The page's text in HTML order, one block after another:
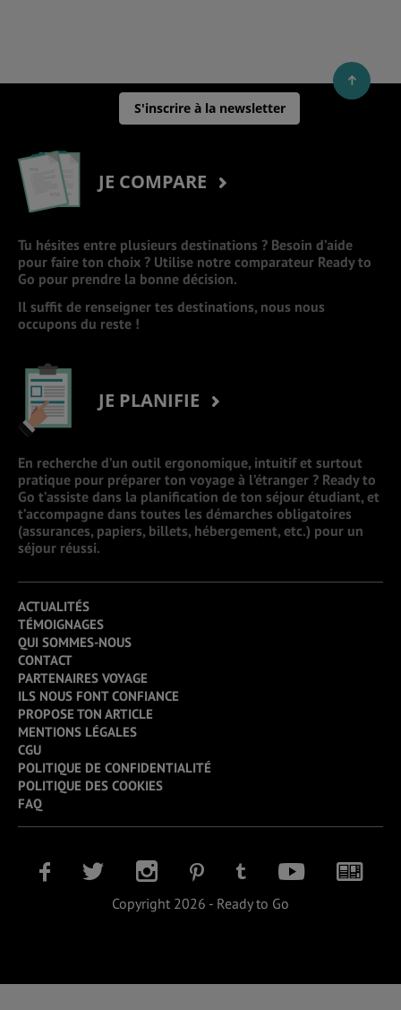
S'inscrire à la newsletter
JE COMPARE
Tu hésites entre plusieurs destinations ? Besoin d’aide
pour faire ton choix ? Utilise notre comparateur Ready to
Go pour prendre la bonne décision.
Il suffit de renseigner tes destinations, nous nous
occupons du reste !
JE PLANIFIE
En recherche d’un outil ergonomique, intuitif et surtout
pratique pour préparer ton voyage à l’étranger ? Ready to
Go t’assiste dans la planification de ton séjour étudiant, et
t’accompagne dans toutes les démarches obligatoires
(assurances, papiers, billets, hébergement, etc.) pour un
séjour réussi.
ACTUALITÉS
TÉMOIGNAGES
QUI SOMMES-NOUS
CONTACT
PARTENAIRES VOYAGE
ILS NOUS FONT CONFIANCE
PROPOSE TON ARTICLE
MENTIONS LÉGALES
CGU
POLITIQUE DE CONFIDENTIALITÉ
POLITIQUE DES COOKIES
FAQ
Copyright 2026 - Ready to Go